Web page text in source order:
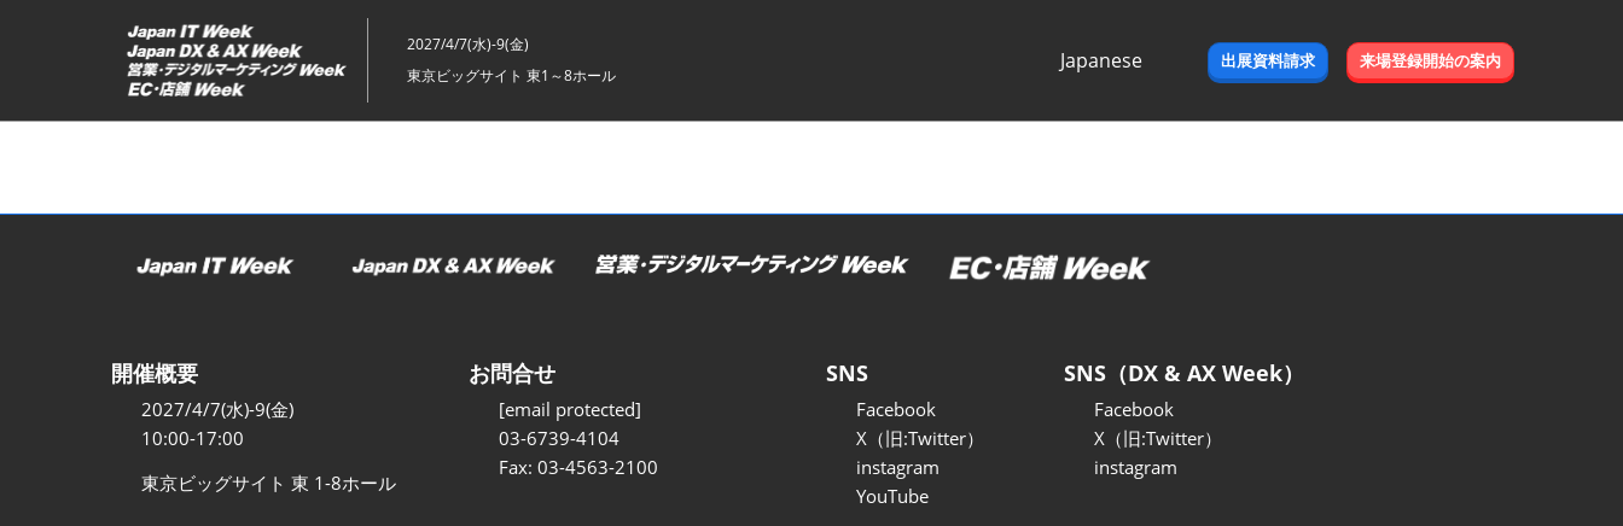
ッ
2027/4/7(水)-9(金)
東京ビッグサイト 東1～8ホール
Japanese
出展資料請求 来場登録開始の案内
開催概要
2027/4/7(水)-9(金)
10:00-17:00
東京ビッグサイト 東 1-8ホール
お問合せ
[email protected]
03-6739-4104
Fax: 03-4563-2100
SNS
Facebook
X（旧:Twitter）
instagram
YouTube
SNS（DX & AX Week）
Facebook
X（旧:Twitter）
instagram